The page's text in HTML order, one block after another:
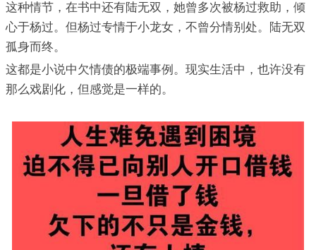
这种情节，在书中还有陆无双，她曾多次被杨过救助，倾
心于杨过。但杨过专情于小龙女，不曾分情别处。陆无双
孤身而终。
这都是小说中欠情债的极端事例。现实生活中，也许没有
那么戏剧化，但感觉是一样的。